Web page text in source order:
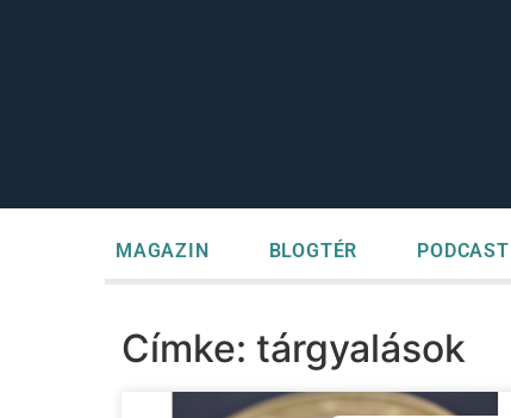
MAGAZIN BLOGTÉR PODCAST
Címke: tárgyalások